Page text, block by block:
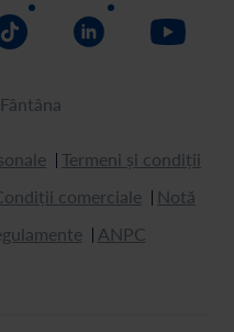
Termeni și condiții
comerciale
Notă
ANPC